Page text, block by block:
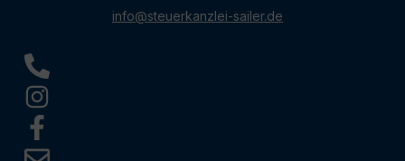
info@steuerkanzlei-sailer.de